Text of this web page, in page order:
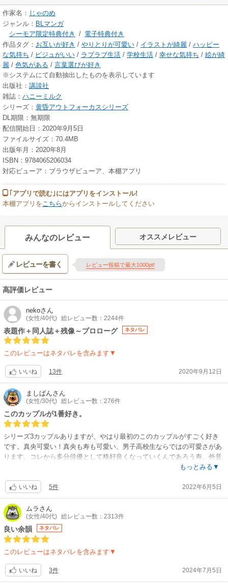
作家名： じゃのめ
ジャンル： BLマンガ
シーモア限定特典付き
/ 電子特典付き
作品タグ： お互いが好き / やりとりが可愛い / イラストが綺麗 / ハッピー
な気持ち / ビジュがいい / ラブラブ生活 / 学校生活 / 幸せな気持ち / 絵が綺
麗 / 色気がある / 言葉選びが好き
※システムにて自動抽出したものを表示しています
出版社： 講談社
雑誌： ハニーミルク
シリーズ： 黄昏アウトフォーカスシリーズ
DL期限：無期限
配信開始日：2020年9月5日
ファイルサイズ：70.4MB
出版年月：2020年8月
ISBN：9784065206034
対応ビューア：ブラウザビューア、本棚アプリ
｢アプリで読む｣にはアプリをインストール!
本棚アプリを こちらからインストールしてください
みんなのレビュー オススメレビュー
レビューを書く レビュー投稿で最大1000pt!
高評価レビュー
nekoさん
(女性/40代) 総レビュー数：2244件
表題作＋同人誌＋残像～プロローグ ネタバレ
このレビューはネタバレを含みます▼
いいね 13件 2020年9月12日
ましばんさん
(女性/30代) 総レビュー数：276件
このカップルが1番好き。
シリーズ3カップルありますが、やはり最初のこのカップルがすごく好き
です。真央可愛い！真央も寿も可愛い、男子高校生ならではの可愛さがあ
ります。コレから多分俳優として格好良くなっていくんであろう寿、外見
は普通の可愛い男子高校生だけど、中身男前の真央。それぞれ夢に向かっ
にしても、じゃのめ先生の描かれる男の子って、本当に男の色気があって
たまりません。特に節くれだった手、夏服から見える適度に筋肉質な腕、
ズボンの裾から見える足首、服から出ている所のパーツが格好良いと思う
のは私だけでしょうか。適所にそういうコマがセンス良く配置されてるか
らこそ印象に残るのかなあ。
今回は男子高が舞台でしたが、男子高校生のわちゃわちゃしてるところも
非常に好きなので、とても楽しめました！じゃのめ先生の作品何度も読み
編のお話がちらほら見えたので嬉しさのあまりの感想でした。
もっとみる▼
いいね 5件 2022年6月5日
ムラ さん
(女性/40代) 総レビュー数：2313件
良い余韻 ネタバレ
このレビューはネタバレを含みます▼
いいね 3件 2024年7月5日